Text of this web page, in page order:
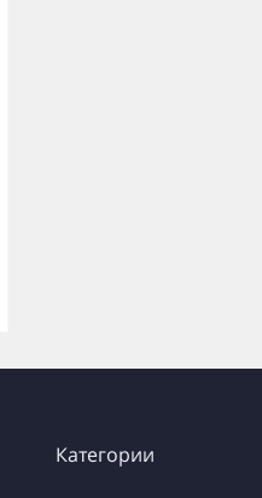
Категории